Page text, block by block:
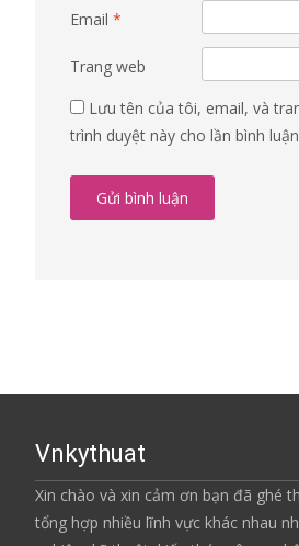
Email *
Trang web
Lưu tên của tôi, email, và
trình duyệt này cho lần bình
Vnkythuat
Xin chào và xin cảm ơn bạn đã ghé
tổng hợp nhiều lĩnh vực khác nhau